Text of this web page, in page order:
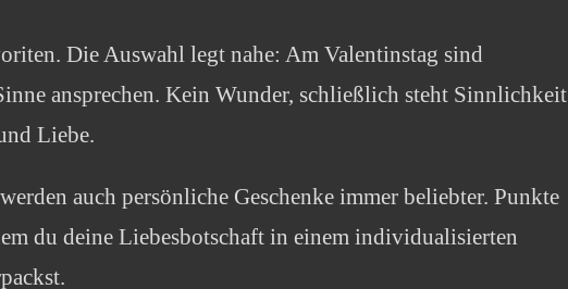
Die Auswahl legt nahe: Am Valentinstag sind
ansprechen. Kein Wunder, schließlich steht Sinnlichkeit
Liebe.
auch persönliche Geschenke immer beliebter. Punkte
du deine Liebesbotschaft in einem individualisierten